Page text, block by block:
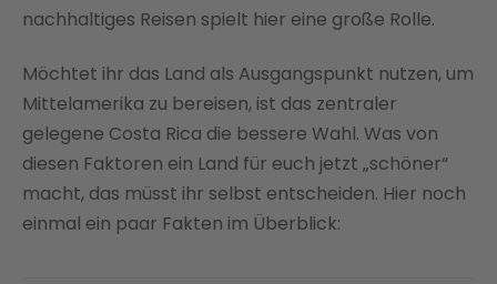
nachhaltiges Reisen spielt hier eine große Rolle.
Möchtet ihr das Land als Ausgangspunkt nutzen, um
Mittelamerika zu bereisen, ist das zentraler
gelegene Costa Rica die bessere Wahl. Was von
diesen Faktoren ein Land für euch jetzt „schöner“
macht, das müsst ihr selbst entscheiden. Hier noch
einmal ein paar Fakten im Überblick: